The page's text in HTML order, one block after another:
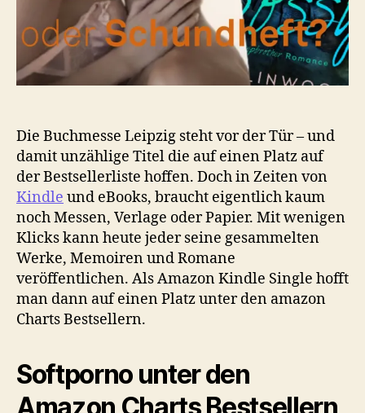
Die Buchmesse Leipzig steht vor der Tür – und
damit unzählige Titel die auf einen Platz auf
der Bestsellerliste hoffen. Doch in Zeiten von
Kindle und eBooks, braucht eigentlich kaum
noch Messen, Verlage oder Papier. Mit wenigen
Klicks kann heute jeder seine gesammelten
Werke, Memoiren und Romane
veröffentlichen. Als Amazon Kindle Single hofft
man dann auf einen Platz unter den amazon
Charts Bestsellern.
Softporno unter den
Amazon Charts Bestsellern